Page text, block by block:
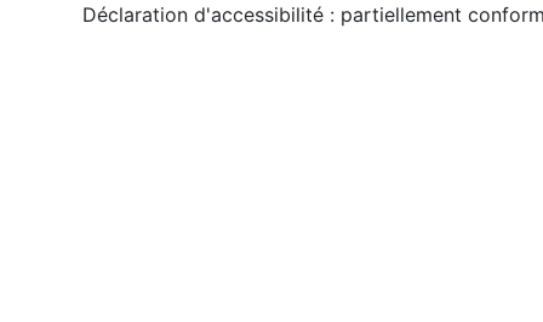
Déclaration d'accessibilité : partiellement